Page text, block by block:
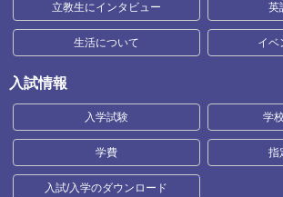
立教生にインタビュー 英
生活について イベ
入試情報
入学試験 学
学費 指
入試/入学のダウンロード